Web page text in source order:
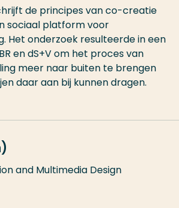
de principes van co-creatie
sociaal platform voor
Het onderzoek resulteerde in een
en dS+V om het proces van
meer naar buiten te brengen
daar aan bij kunnen dragen.
and Multimedia Design